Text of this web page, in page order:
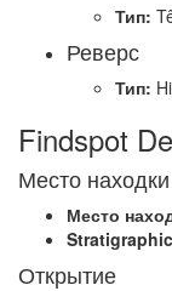
Тип:
Реверс
Тип:
Findspot
Место находки
Место
Открытие